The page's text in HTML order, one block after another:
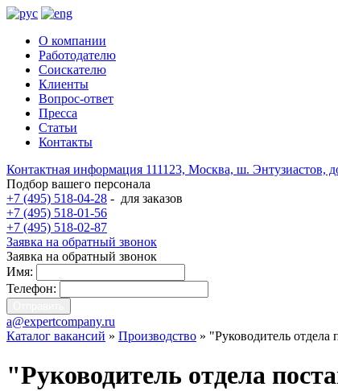
О компании
Работодателю
Соискателю
Клиенты
Вопрос-ответ
Пресса
Статьи
Контакты
Контактная информация 111123, Москва, ш. Энтузиастов,
Подбор вашего персонала
+7 (495) 518-04-28 - для заказов
+7 (495) 518-01-56
+7 (495) 518-02-87
Заявка на обратный звонок
Заявка на обратный звонок
Имя:
Телефон:
a@expertcompany.ru
Каталог вакансий » Производство » "Руководитель
"Руководитель отдела